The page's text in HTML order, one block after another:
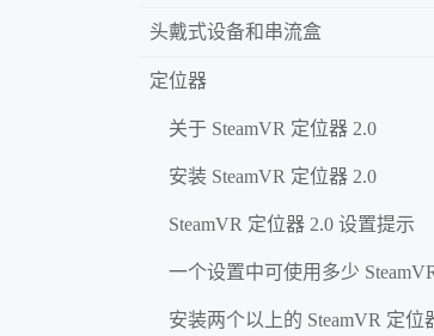
头戴式设备和串流盒
定位器
关于 SteamVR 定位器 2.0
安装 SteamVR 定位器 2.0
SteamVR 定位器 2.0 设置提示
一个设置中可使用多少
安装两个以上的 SteamVR 定位